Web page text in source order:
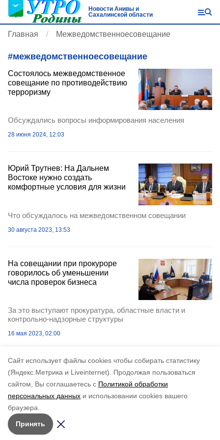
Cайт использует файлы cookies чтобы собирать статистику
(Яндекс.Метрика и Liveinternet).
Продолжая пользоваться
сайтом, Вы соглашаетесь с Политикой обработки
персональных данных и использовании cookies вашего
браузера.
Принять
Новости Анивы и
Сахалинской области
Главная Межведомственноесовещание
#межведомственноесовещание
Состоялось межведомственное
совещание по противодействию
терроризму
Обсуждались вопросы информирования населения
28 июня 2024, 12:03
Юрий Трутнев: На Дальнем
Востоке нужно создать
комфортные условия для жизни
Что обсуждалось на межведомственном совещании
30 августа 2023, 13:53
На совещании при прокуроре
говорилось об уменьшении
числа проверок бизнеса
За это выступают прокуратура, областные власти и
контрольно-надзорные структуры
16 мая 2023, 02:00